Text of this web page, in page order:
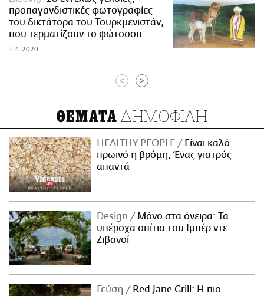
προπαγανδιστικές φωτογραφίες
του δικτάτορα του Τουρκμενιστάν,
που τερματίζουν το φώτοσοπ
1.4.2020
< >
ΘΕΜΑΤΑ ΔΗΜΟΦΙΛΗ
HEALTHY PEOPLE
Είναι καλό
πρωινό η βρόμη; Ένας γιατρός
απαντά
Design
Μόνο στα όνειρα: Τα
υπέροχα σπίτια του Ιμπέρ ντε
Ζιβανσί
Γεύση
Red Jane Grill: Η πιο